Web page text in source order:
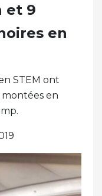
et 9
en
STEM ont
en